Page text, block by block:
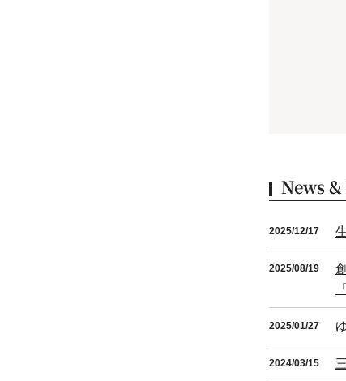
News
2025/12/17
2025/08/19
2025/01/27
2024/03/15